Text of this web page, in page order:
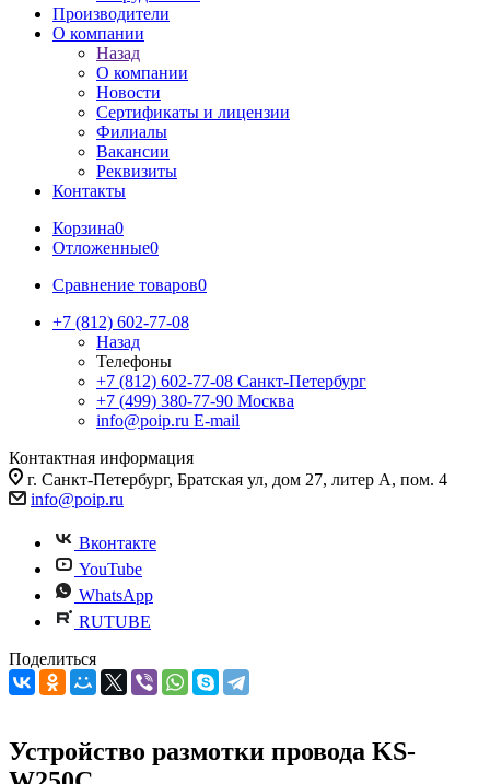
Производители
О компании
Назад
О компании
Новости
Сертификаты и лицензии
Филиалы
Вакансии
Реквизиты
Контакты
Корзина0
Отложенные0
Сравнение товаров0
+7 (812) 602-77-08
Назад
Телефоны
+7 (812) 602-77-08 Санкт-Петербург
+7 (499) 380-77-90 Москва
info@poip.ru E-mail
Контактная информация
г. Санкт-Петербург, Братская ул, дом 27, литер А, пом. 4
info@poip.ru
Вконтакте
YouTube
WhatsApp
RUTUBE
Поделиться
Устройство размотки провода KS-